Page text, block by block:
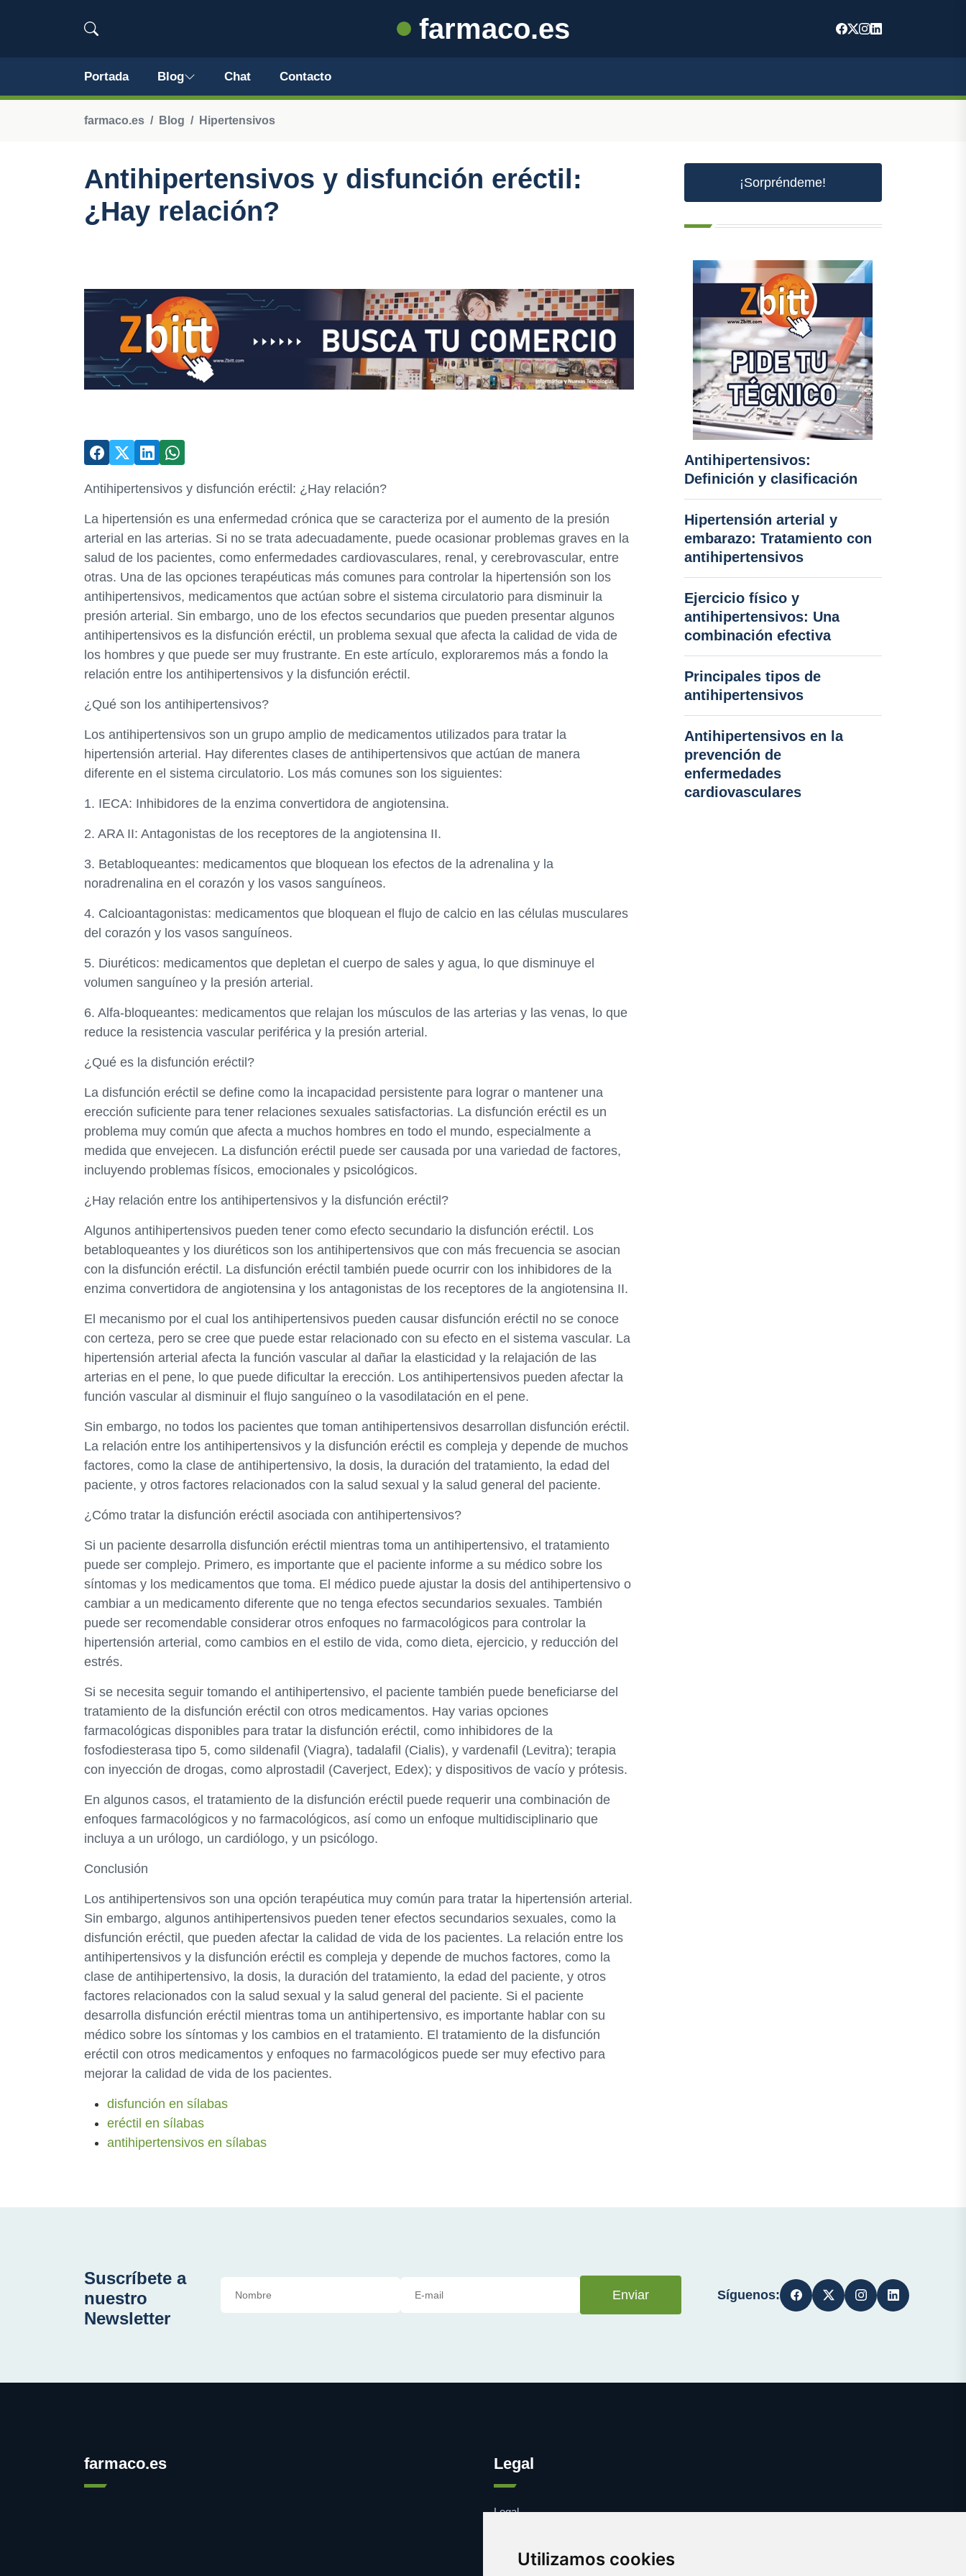
Utilizamos cookies
farmaco.es
Portada Blog Chat Contacto
farmaco.es Blog Hipertensivos
Antihipertensivos y disfunción eréctil:
¿Hay relación?
Antihipertensivos y disfunción eréctil: ¿Hay relación?
La hipertensión es una enfermedad crónica que se caracteriza por el aumento de la presión
arterial en las arterias. Si no se trata adecuadamente, puede ocasionar problemas graves en la
salud de los pacientes, como enfermedades cardiovasculares, renal, y cerebrovascular, entre
otras. Una de las opciones terapéuticas más comunes para controlar la hipertensión son los
antihipertensivos, medicamentos que actúan sobre el sistema circulatorio para disminuir la
presión arterial. Sin embargo, uno de los efectos secundarios que pueden presentar algunos
antihipertensivos es la disfunción eréctil, un problema sexual que afecta la calidad de vida de
los hombres y que puede ser muy frustrante. En este artículo, exploraremos más a fondo la
relación entre los antihipertensivos y la disfunción eréctil.
¿Qué son los antihipertensivos?
Los antihipertensivos son un grupo amplio de medicamentos utilizados para tratar la
hipertensión arterial. Hay diferentes clases de antihipertensivos que actúan de manera
diferente en el sistema circulatorio. Los más comunes son los siguientes:
1. IECA: Inhibidores de la enzima convertidora de angiotensina.
2. ARA II: Antagonistas de los receptores de la angiotensina II.
3. Betabloqueantes: medicamentos que bloquean los efectos de la adrenalina y la
noradrenalina en el corazón y los vasos sanguíneos.
4. Calcioantagonistas: medicamentos que bloquean el flujo de calcio en las células musculares
del corazón y los vasos sanguíneos.
5. Diuréticos: medicamentos que depletan el cuerpo de sales y agua, lo que disminuye el
volumen sanguíneo y la presión arterial.
6. Alfa-bloqueantes: medicamentos que relajan los músculos de las arterias y las venas, lo que
reduce la resistencia vascular periférica y la presión arterial.
¿Qué es la disfunción eréctil?
La disfunción eréctil se define como la incapacidad persistente para lograr o mantener una
erección suficiente para tener relaciones sexuales satisfactorias. La disfunción eréctil es un
problema muy común que afecta a muchos hombres en todo el mundo, especialmente a
medida que envejecen. La disfunción eréctil puede ser causada por una variedad de factores,
incluyendo problemas físicos, emocionales y psicológicos.
¿Hay relación entre los antihipertensivos y la disfunción eréctil?
Algunos antihipertensivos pueden tener como efecto secundario la disfunción eréctil. Los
betabloqueantes y los diuréticos son los antihipertensivos que con más frecuencia se asocian
con la disfunción eréctil. La disfunción eréctil también puede ocurrir con los inhibidores de la
enzima convertidora de angiotensina y los antagonistas de los receptores de la angiotensina II.
El mecanismo por el cual los antihipertensivos pueden causar disfunción eréctil no se conoce
con certeza, pero se cree que puede estar relacionado con su efecto en el sistema vascular. La
hipertensión arterial afecta la función vascular al dañar la elasticidad y la relajación de las
arterias en el pene, lo que puede dificultar la erección. Los antihipertensivos pueden afectar la
función vascular al disminuir el flujo sanguíneo o la vasodilatación en el pene.
Sin embargo, no todos los pacientes que toman antihipertensivos desarrollan disfunción eréctil.
La relación entre los antihipertensivos y la disfunción eréctil es compleja y depende de muchos
factores, como la clase de antihipertensivo, la dosis, la duración del tratamiento, la edad del
paciente, y otros factores relacionados con la salud sexual y la salud general del paciente.
¿Cómo tratar la disfunción eréctil asociada con antihipertensivos?
Si un paciente desarrolla disfunción eréctil mientras toma un antihipertensivo, el tratamiento
puede ser complejo. Primero, es importante que el paciente informe a su médico sobre los
síntomas y los medicamentos que toma. El médico puede ajustar la dosis del antihipertensivo o
cambiar a un medicamento diferente que no tenga efectos secundarios sexuales. También
puede ser recomendable considerar otros enfoques no farmacológicos para controlar la
hipertensión arterial, como cambios en el estilo de vida, como dieta, ejercicio, y reducción del
estrés.
Si se necesita seguir tomando el antihipertensivo, el paciente también puede beneficiarse del
tratamiento de la disfunción eréctil con otros medicamentos. Hay varias opciones
farmacológicas disponibles para tratar la disfunción eréctil, como inhibidores de la
fosfodiesterasa tipo 5, como sildenafil (Viagra), tadalafil (Cialis), y vardenafil (Levitra); terapia
con inyección de drogas, como alprostadil (Caverject, Edex); y dispositivos de vacío y prótesis.
En algunos casos, el tratamiento de la disfunción eréctil puede requerir una combinación de
enfoques farmacológicos y no farmacológicos, así como un enfoque multidisciplinario que
incluya a un urólogo, un cardiólogo, y un psicólogo.
Conclusión
Los antihipertensivos son una opción terapéutica muy común para tratar la hipertensión arterial.
Sin embargo, algunos antihipertensivos pueden tener efectos secundarios sexuales, como la
disfunción eréctil, que pueden afectar la calidad de vida de los pacientes. La relación entre los
antihipertensivos y la disfunción eréctil es compleja y depende de muchos factores, como la
clase de antihipertensivo, la dosis, la duración del tratamiento, la edad del paciente, y otros
factores relacionados con la salud sexual y la salud general del paciente. Si el paciente
desarrolla disfunción eréctil mientras toma un antihipertensivo, es importante hablar con su
médico sobre los síntomas y los cambios en el tratamiento. El tratamiento de la disfunción
eréctil con otros medicamentos y enfoques no farmacológicos puede ser muy efectivo para
mejorar la calidad de vida de los pacientes.
disfunción en sílabas
eréctil en sílabas
antihipertensivos en sílabas
¡Sorpréndeme!
Antihipertensivos:
Definición y clasificación
Hipertensión arterial y
embarazo: Tratamiento con
antihipertensivos
Ejercicio físico y
antihipertensivos: Una
combinación efectiva
Principales tipos de
antihipertensivos
Antihipertensivos en la
prevención de
enfermedades
cardiovasculares
Suscríbete a
nuestro
Newsletter
Enviar Síguenos:
farmaco.es Legal
Legal
Contacto